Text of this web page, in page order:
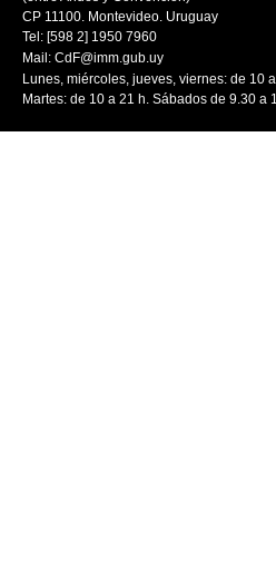
CP 11100. Montevideo. Uruguay
Tel: [598 2] 1950 7960
Mail: CdF@imm.gub.uy
Lunes, miércoles, jueves, viernes: de 10
Martes: de 10 a 21 h. Sábados de 9.30 a